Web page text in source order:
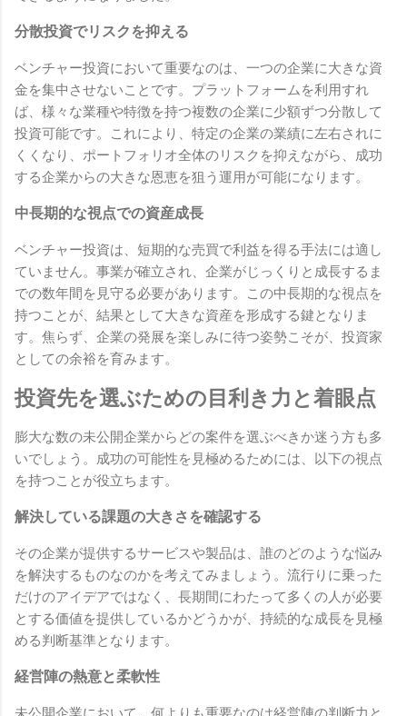
分散投資でリスクを抑える
ベンチャー投資において重要なのは、一つの企業に大きな資
金を集中させないことです。プラットフォームを利用すれ
ば、様々な業種や特徴を持つ複数の企業に少額ずつ分散して
投資可能です。これにより、特定の企業の業績に左右されに
くくなり、ポートフォリオ全体のリスクを抑えながら、成功
する企業からの大きな恩恵を狙う運用が可能になります。
中長期的な視点での資産成長
ベンチャー投資は、短期的な売買で利益を得る手法には適し
ていません。事業が確立され、企業がじっくりと成長するま
での数年間を見守る必要があります。この中長期的な視点を
持つことが、結果として大きな資産を形成する鍵となりま
す。焦らず、企業の発展を楽しみに待つ姿勢こそが、投資家
としての余裕を育みます。
投資先を選ぶための目利き力と着眼点
膨大な数の未公開企業からどの案件を選ぶべきか迷う方も多
いでしょう。成功の可能性を見極めるためには、以下の視点
を持つことが役立ちます。
解決している課題の大きさを確認する
その企業が提供するサービスや製品は、誰のどのような悩み
を解決するものなのかを考えてみましょう。流行りに乗った
だけのアイデアではなく、長期間にわたって多くの人が必要
とする価値を提供しているかどうかが、持続的な成長を見極
める判断基準となります。
経営陣の熱意と柔軟性